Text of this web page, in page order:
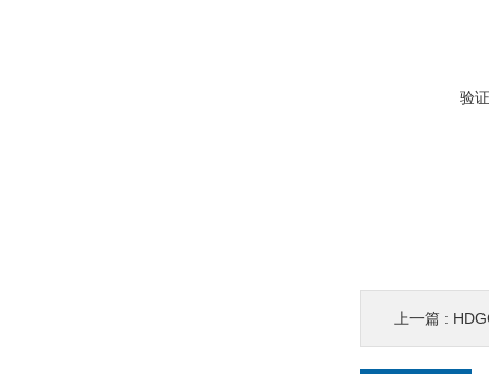
验
上一篇 :